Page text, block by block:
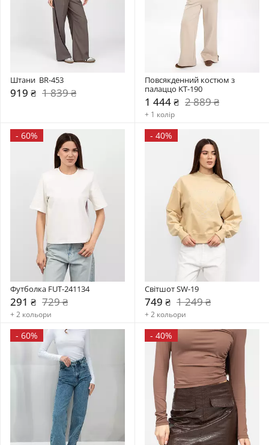
Штани  BR-453
919 ₴ 1 839 ₴
Повсякденний костюм з
палаццо KT-190
1 444 ₴ 2 889 ₴
+ 1 колір
- 60%
Футболка FUT-241134
291 ₴ 729 ₴
+ 2 кольори
- 40%
Світшот SW-19
749 ₴ 1 249 ₴
+ 2 кольори
- 60% - 40%